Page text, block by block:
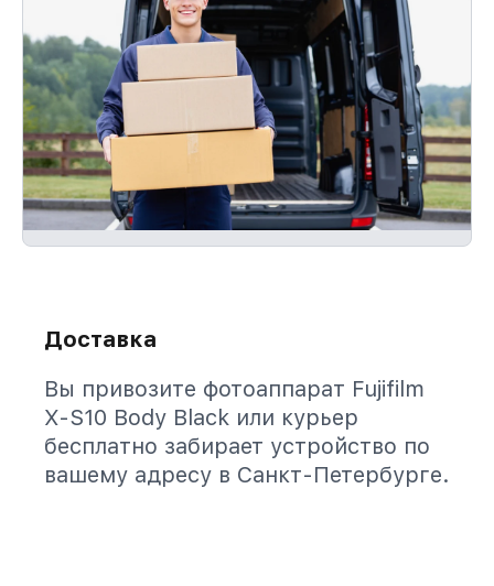
Доставка
Вы привозите фотоаппарат Fujifilm
X-S10 Body Black или курьер
бесплатно забирает устройство по
вашему адресу в Санкт-Петербурге.